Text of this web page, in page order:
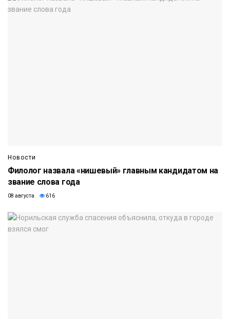
Новости
Филолог назвала «нишевый» главным кандидатом на
звание слова года
08 августа 616